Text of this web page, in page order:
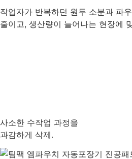
작업자가 반복하던 원두 소분과 파
줄이고, 생산량이 늘어나는 현장에
사소한 수작업 과정을
과감하게 삭제.